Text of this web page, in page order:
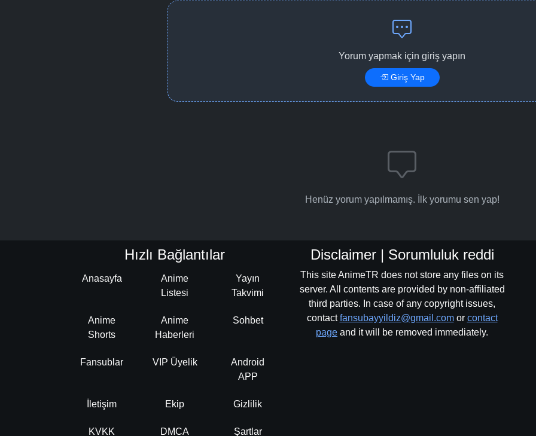
Yorum yapmak için giriş yapın
Giriş Yap
Henüz yorum yapılmamış. İlk yorumu sen yap!
Hızlı Bağlantılar
Anasayfa
Anime
Listesi
Yayın
Takvimi
Anime
Shorts
Anime
Haberleri
Sohbet
Fansublar VIP Üyelik
Android
APP
İletişim Ekip Gizlilik
KVKK DMCA Şartlar
Disclaimer | Sorumluluk reddi
This site AnimeTR does not store any files on its
server. All contents are provided by non-affiliated
third parties. In case of any copyright issues,
contactfansubayyildiz@gmail.comor contact
page and it will be removed immediately.